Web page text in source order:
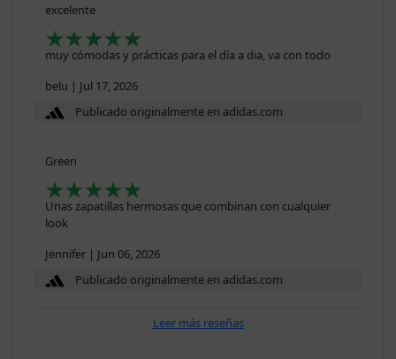
excelente
muy cómodas y prácticas para el día a dia, va con todo
belu | Jul 17, 2026
Publicado originalmente en adidas.com
Green
Unas zapatillas hermosas que combinan con cualquier
look
Jennifer | Jun 06, 2026
Publicado originalmente en adidas.com
Leer más reseñas